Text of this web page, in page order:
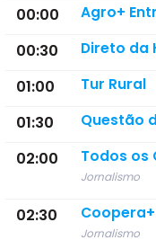
00:00 Agro+
00:30 Direto da
01:00 Tur Rural
01:30 Questão
02:00 Todos os
Jornalismo
02:30 Coopera+
Jornalismo